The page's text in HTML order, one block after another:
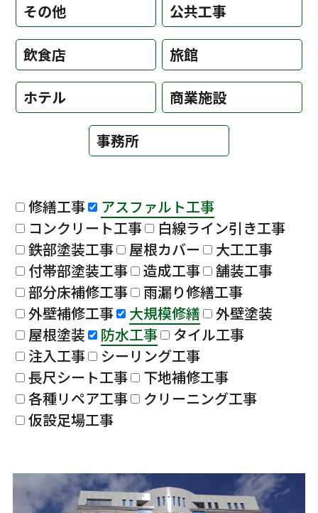
その他 公共工事
飲食店 旅館
ホテル 商業施設
事務所
修繕工事
アスファルト工事
コンクリート工事
白線ライン引き工事
鉄部塗装工事
屋根カバー
大工工事
付帯部塗装工事
造成工事
舗装工事
部分床補修工事
雨漏り修繕工事
外壁補修工事
大規模修繕
外壁塗装
屋根塗装
防水工事
タイル工事
注入工事
シーリング工事
長尺シート工事
下地補修工事
各種リペア工事
クリーニング工事
仮設足場工事